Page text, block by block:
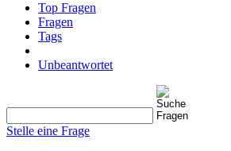
Top Fragen
Fragen
Tags
Unbeantwortet
Stelle eine Frage